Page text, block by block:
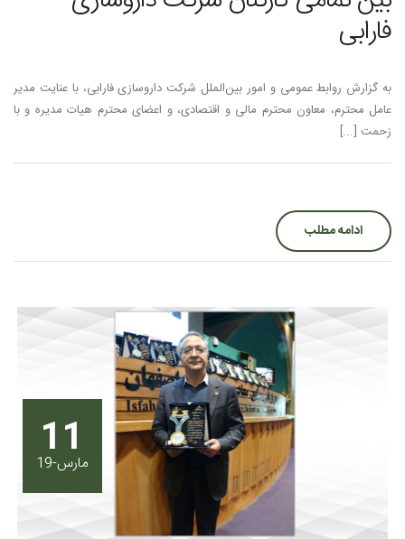
فارابی
به گزارش روابط عمومی و امور بین‌الملل شرکت داروسازی فارابی، با عنايت مدير
عامل محترم، معاون محترم مالی و اقتصادی، و اعضای محترم هيات مديره و با
زحمت [...]
ادامه مطلب
11
مارس-19